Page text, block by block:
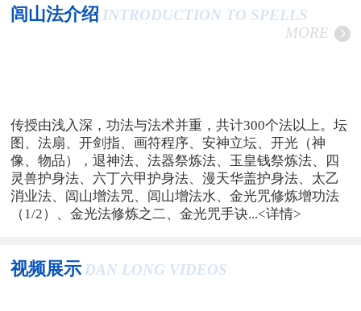
闾山法介绍 INTRODUCTION TO SPELLS
MORE
传授由浅入深，功法与法术并重，共计300个法以上。坛
图、法扇、开剑指、画符程序、安神立坛、开光（神
像、物品），退神法、法器祭炼法、玉皇钱祭炼法、四
灵兽护身法、六丁六甲护身法、漫天华盖护身法、太乙
消业法、闾山增法咒、闾山增法水、金光咒修炼增功法
（1/2）、金光法修炼之二、金光咒手诀...<详情>
视频展示 DAN LONG VIDEOS